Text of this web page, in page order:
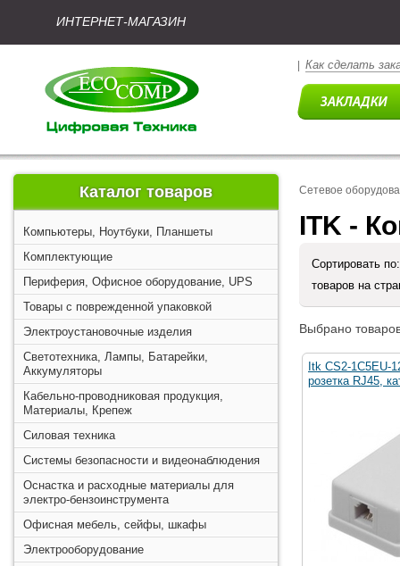
ИНТЕРНЕТ-МАГАЗИН
Как сделать
Каталог товаров
Компьютеры, Ноутбуки, Планшеты
Комплектующие
Периферия, Офисное оборудование, UPS
Товары с поврежденной упаковкой
Электроустановочные изделия
Светотехника, Лампы, Батарейки,
Аккумуляторы
Кабельно-проводниковая продукция,
Материалы, Крепеж
Силовая техника
Системы безопасности и видеонаблюдения
Оснастка и расходные материалы для
электро-бензоинструмента
Офисная мебель, сейфы, шкафы
Электрооборудование
Сетевое
ITK -
Сортировать
товаров на
Выбрано
Itk CS2-1C5EU-
розетка RJ45,